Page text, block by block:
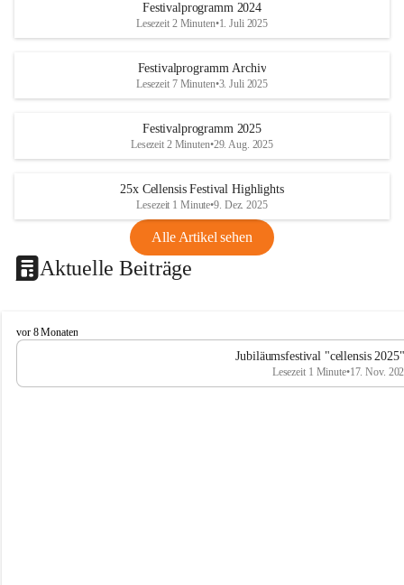
Festivalprogramm 2024
Lesezeit 2 Minuten•1. Juli 2025
Festivalprogramm Archiv
Lesezeit 7 Minuten•3. Juli 2025
Festivalprogramm 2025
Lesezeit 2 Minuten•29. Aug. 2025
25x Cellensis Festival Highlights
Lesezeit 1 Minute•9. Dez. 2025
Alle Artikel sehen
Aktuelle Beiträge
C
e
l
vor 8 Monaten
Jubiläumsfestival "cellensis
Lesezeit 1 Minute•17. Nov.